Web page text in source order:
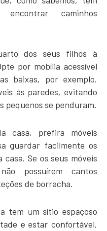
caminhos
dos seus filhos à
por mobília acessível
baixas, por exemplo.
às paredes, evitando
pequenos se penduram.
casa, prefira móveis
guardar facilmente os
Se os seus móveis
possuírem cantos
de borracha.
tem um sítio espaçoso
e estar confortável,